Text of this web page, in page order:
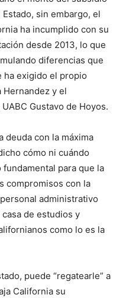
sin embargo, el
ha incumplido con su
desde 2013, lo que
diferencias que
ha exigido el propio
Hernandez y el
Gustavo de Hoyos.
deuda con la máxima
cómo ni cuándo
para que la
compromisos con la
administrativo
de estudios y
como lo es la
puede “regatearle” a
California su